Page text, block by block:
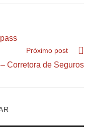
Próximo post
Corretora de Seguros